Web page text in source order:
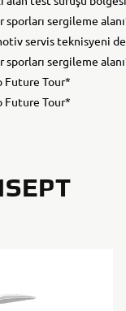
sporları sergileme
servis teknisyeni
sporları sergileme
Future Tour*
Future Tour*